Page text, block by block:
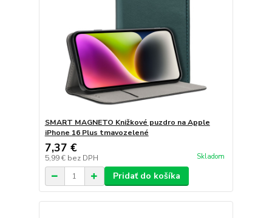
SMART MAGNETO Knižkové puzdro na Apple
iPhone 16 Plus tmavozelené
7,37 €
5,99 € bez DPH Skladom
Pridať do košíka